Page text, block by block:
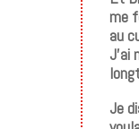
me
au
Je